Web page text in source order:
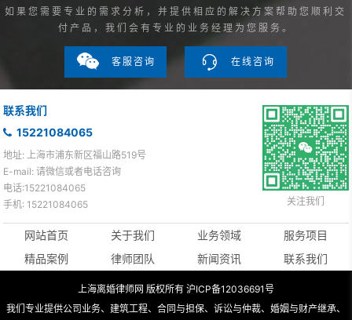
如果您需要专业的需求分析，并提供相应的解决方案帮助您顺利交
付产品，我们会有专业的业务经理为您服务。
客服咨询 在线咨询
关注我们
联系我们
15221084065
地址: 上海市浦东新区福山路519号
E-mail: 请微信或者电话咨询
电话:15221084065
手机: 15221084065
网站首页 关于我们 业务领域
服务项目
精品案例
律师团队 新闻资讯 联系我们
上海离婚律师网 版权所有 沪ICP备12036691号
我们专业提供公司业务、建筑工程、合同与担保、诉讼与仲裁、婚姻与财产继承、